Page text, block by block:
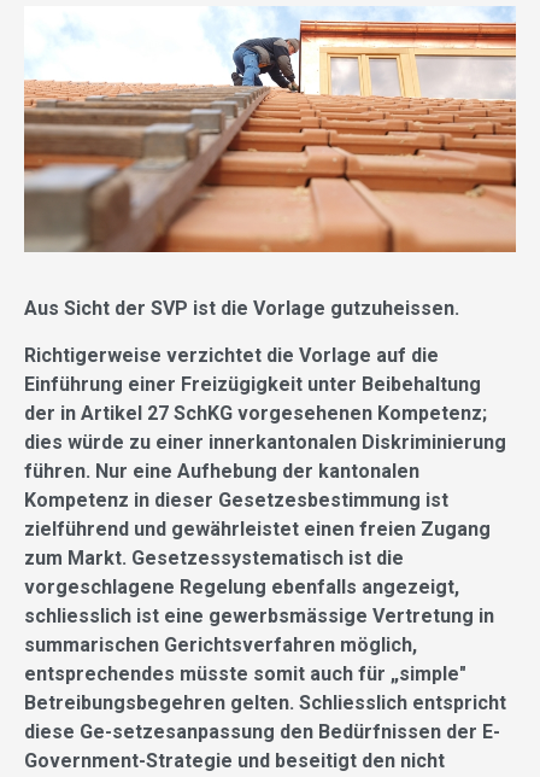
Aus Sicht der SVP ist die Vorlage gutzuheissen.
Richtigerweise verzichtet die Vorlage auf die
Einführung einer Freizügigkeit unter Beibehaltung
der in Artikel 27 SchKG vorgesehenen Kompetenz;
dies würde zu einer innerkantonalen Diskriminierung
führen. Nur eine Aufhebung der kantonalen
Kompetenz in dieser Gesetzesbestimmung ist
zielführend und gewährleistet einen freien Zugang
zum Markt. Gesetzessystematisch ist die
vorgeschlagene Regelung ebenfalls angezeigt,
schliesslich ist eine gewerbsmässige Vertretung in
summarischen Gerichtsverfahren möglich,
entsprechendes müsste somit auch für „simple"
Betreibungsbegehren gelten. Schliesslich entspricht
diese Ge-setzesanpassung den Bedürfnissen der E-
Government-Strategie und beseitigt den nicht